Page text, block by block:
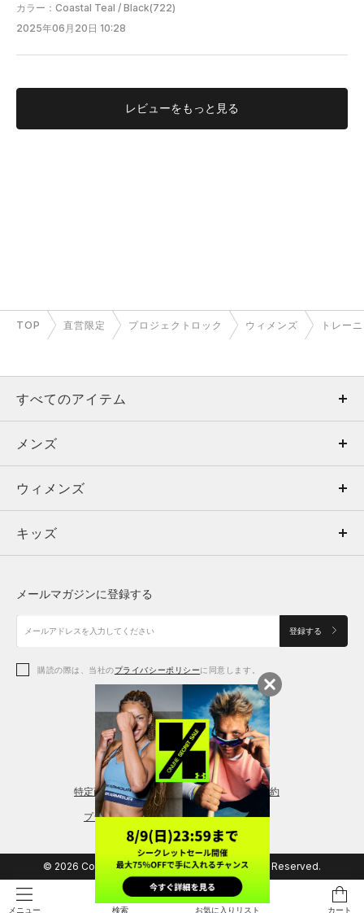
メニュー 検索 お気に入りリスト カート
カラー：Coastal Teal / Black(722)
2025年06月20日 10:28
レビューをもっと見る
TOP 直営限定 プロジェクトロック ウィメンズ トレー
すべてのアイテム
メンズ
ウィメンズ
キッズ
アクセサリー
メンズ
トップス
ボトムス
アクセサリー
ウィメンズ
トップス
シューズ
アクセサリー
レギンス＆タイツ
キッズ
シューズ
メールマガジンに登録する
登録する
購読の際は、当社のプライバシーポリシーに同意します。
特定商取引法に基づく通販の表記 会員規約
プライバシーポリシー
© 2026 Copyright DOME Corporation. All Rights Reserved.